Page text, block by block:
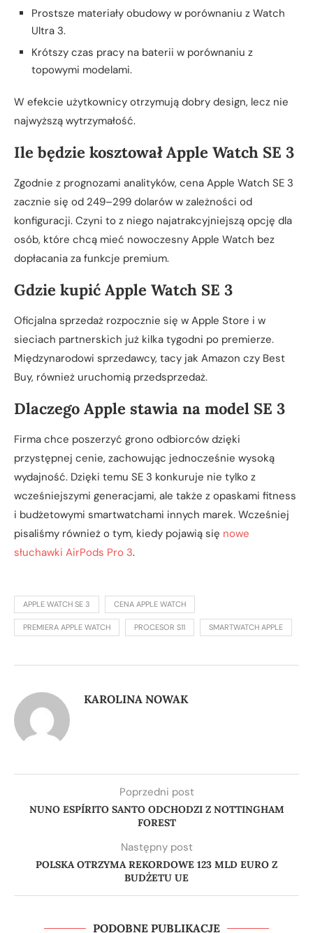
Prostsze materiały obudowy w porównaniu z Watch
Ultra 3.
Krótszy czas pracy na baterii w porównaniu z
topowymi modelami.
W efekcie użytkownicy otrzymują dobry design, lecz nie
najwyższą wytrzymałość.
Ile będzie kosztował Apple Watch SE 3
Zgodnie z prognozami analityków, cena Apple Watch SE 3
zacznie się od 249–299 dolarów w zależności od
konfiguracji. Czyni to z niego najatrakcyjniejszą opcję dla
osób, które chcą mieć nowoczesny Apple Watch bez
dopłacania za funkcje premium.
Gdzie kupić Apple Watch SE 3
Oficjalna sprzedaż rozpocznie się w Apple Store i w
sieciach partnerskich już kilka tygodni po premierze.
Międzynarodowi sprzedawcy, tacy jak Amazon czy Best
Buy, również uruchomią przedsprzedaż.
Dlaczego Apple stawia na model SE 3
Firma chce poszerzyć grono odbiorców dzięki
przystępnej cenie, zachowując jednocześnie wysoką
wydajność. Dzięki temu SE 3 konkuruje nie tylko z
wcześniejszymi generacjami, ale także z opaskami fitness
i budżetowymi smartwatchami innych marek. Wcześniej
pisaliśmy również o tym, kiedy pojawią się nowe
słuchawki AirPods Pro 3.
APPLE WATCH SE 3 CENA APPLE WATCH
PREMIERA APPLE WATCH PROCESOR S11 SMARTWATCH APPLE
KAROLINA NOWAK
Poprzedni post
NUNO ESPÍRITO SANTO ODCHODZI Z NOTTINGHAM
FOREST
Następny post
POLSKA OTRZYMA REKORDOWE 123 MLD EURO Z
BUDŻETU UE
PODOBNE PUBLIKACJE